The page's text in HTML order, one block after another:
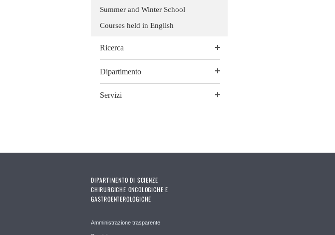
Summer and Winter School
Courses held in English
Ricerca
Dipartimento
Servizi
DIPARTIMENTO DI SCIENZE
CHIRURGICHE ONCOLOGICHE E
GASTROENTEROLOGICHE
Amministrazione trasparente